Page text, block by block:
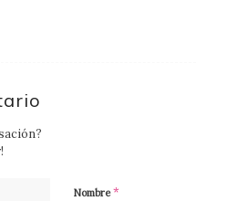
Nombre*